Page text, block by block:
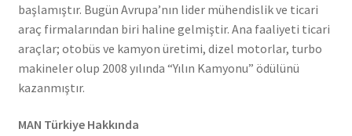
başlamıştır. Bugün Avrupa’nın lider mühendislik ve ticari
araç firmalarından biri haline gelmiştir. Ana faaliyeti ticari
araçlar; otobüs ve kamyon üretimi, dizel motorlar, turbo
makineler olup 2008 yılında “Yılın Kamyonu” ödülünü
kazanmıştır.
MAN Türkiye Hakkında